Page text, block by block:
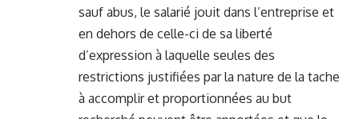
sauf abus, le salarié jouit dans l’entreprise et
en dehors de celle-ci de sa liberté
d’expression à laquelle seules des
restrictions justifiées par la nature de la tache
à accomplir et proportionnées au but